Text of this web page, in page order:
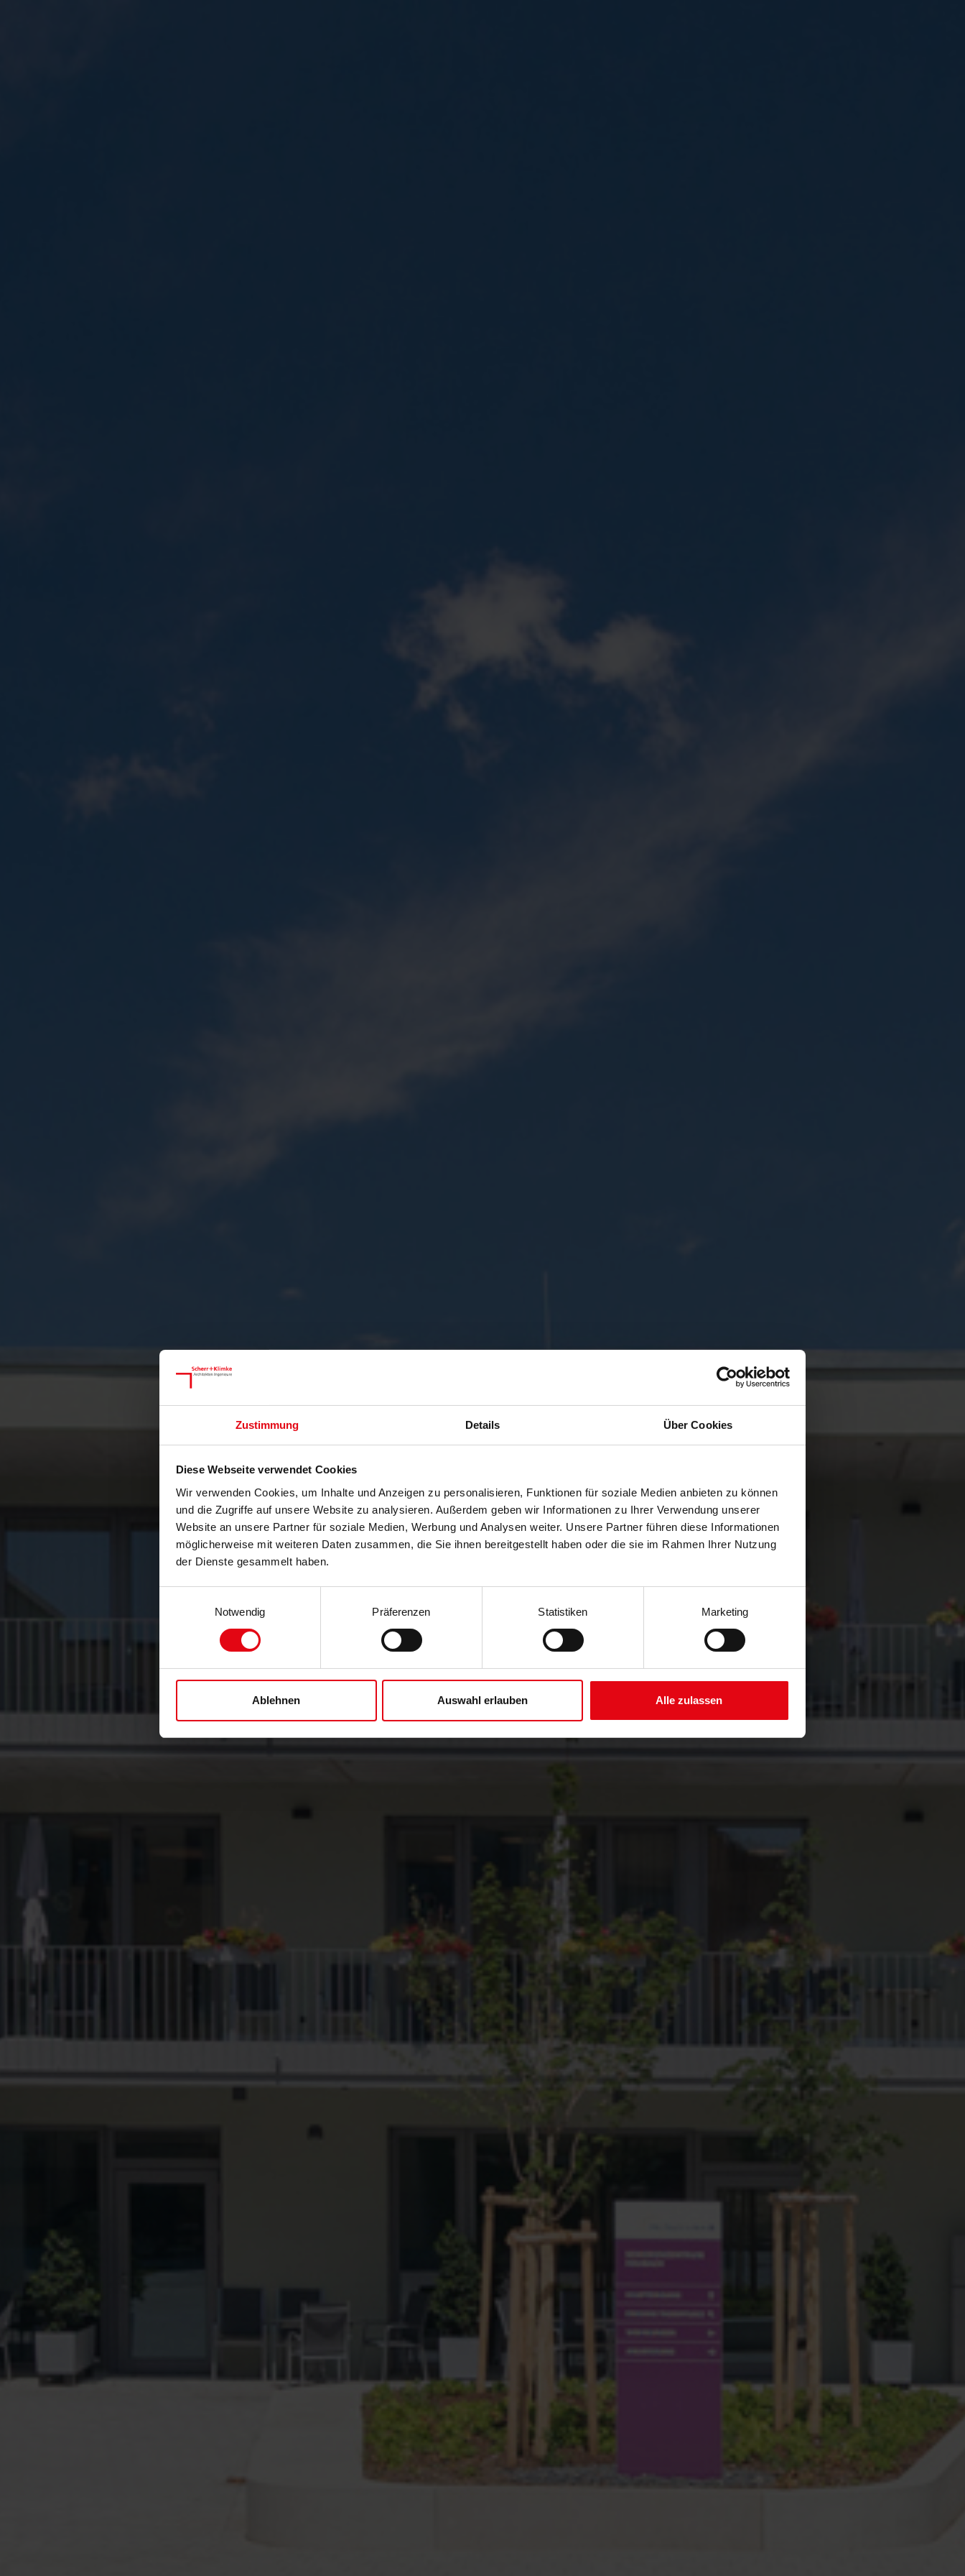
Zustimmung Details Über Cookies
Diese Webseite verwendet Cookies
Wir verwenden Cookies, um Inhalte und Anzeigen zu personalisieren, Funktionen für soziale Medien anbieten zu können
und die Zugriffe auf unsere Website zu analysieren. Außerdem geben wir Informationen zu Ihrer Verwendung unserer
Website an unsere Partner für soziale Medien, Werbung und Analysen weiter. Unsere Partner führen diese Informationen
möglicherweise mit weiteren Daten zusammen, die Sie ihnen bereitgestellt haben oder die sie im Rahmen Ihrer Nutzung
der Dienste gesammelt haben.
Notwendig
Präferenzen Statistiken Marketing
Ablehnen Auswahl erlauben Alle zulassen